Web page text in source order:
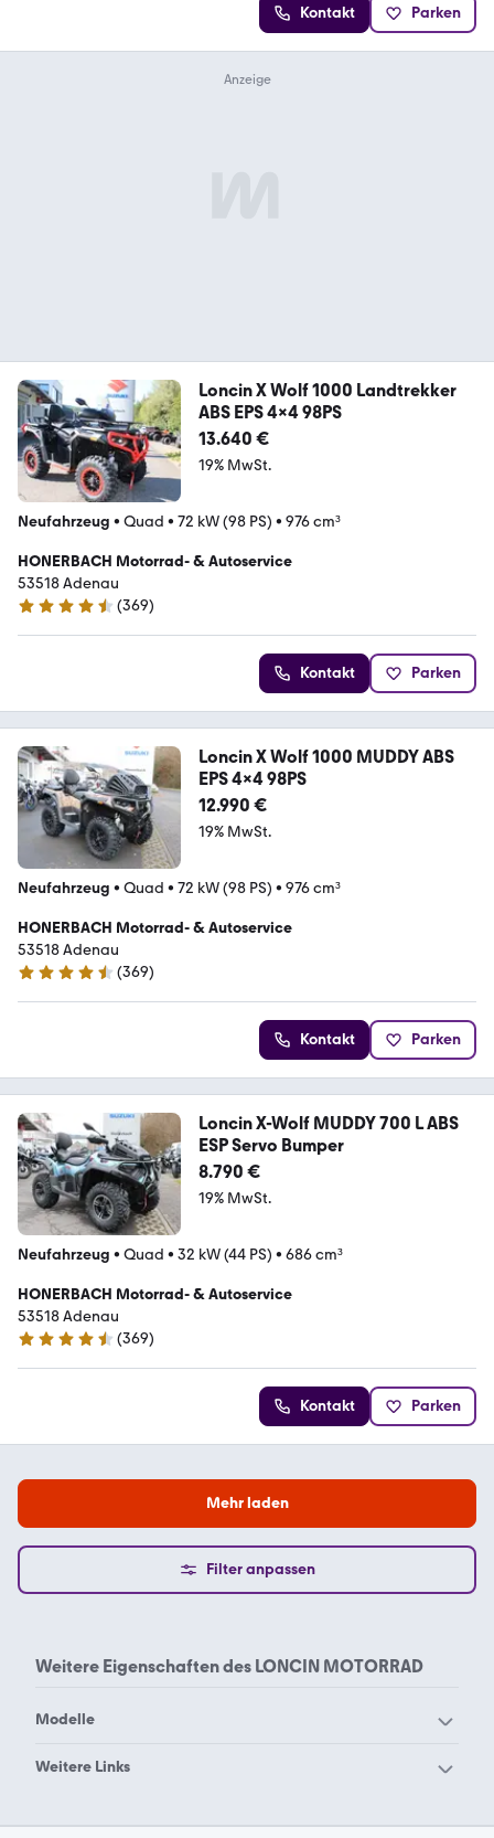
Kontakt Parken
Loncin X Wolf 1000 Landtrekker
ABS EPS 4x4 98PS
13.640 €
19% MwSt.
Neufahrzeug • Quad • 72 kW (98 PS) • 976 cm³
HONERBACH Motorrad- & Autoservice
53518 Adenau
4.6 Sterne
(369)
Kontakt Parken
Loncin X Wolf 1000 MUDDY ABS
EPS 4x4 98PS
12.990 €
19% MwSt.
Neufahrzeug • Quad • 72 kW (98 PS) • 976 cm³
HONERBACH Motorrad- & Autoservice
53518 Adenau
4.6 Sterne
(369)
Kontakt Parken
Loncin X-Wolf MUDDY 700 L ABS
ESP Servo Bumper
8.790 €
19% MwSt.
Neufahrzeug • Quad • 32 kW (44 PS) • 686 cm³
HONERBACH Motorrad- & Autoservice
53518 Adenau
4.6 Sterne
(369)
Kontakt Parken
Mehr laden
Filter anpassen
Weitere Eigenschaften des LONCIN MOTORRAD
Modelle
Loncin XWOLF 300
Weitere Links